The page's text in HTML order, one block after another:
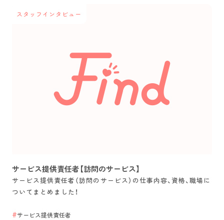
スタッフインタビュー
サービス提供責任者【訪問のサービス】
サービス提供責任者（訪問のサービス）の仕事内容、資格、職場に
ついてまとめました！
サービス提供責任者